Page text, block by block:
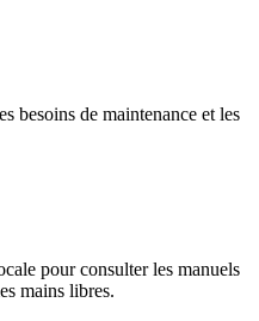
besoins de maintenance et les
pour consulter les manuels
mains libres.